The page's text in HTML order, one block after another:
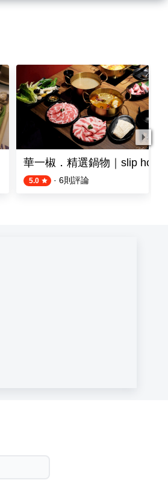
華一椒．精選鍋物｜slip hot pot
5.0 · 6則評論